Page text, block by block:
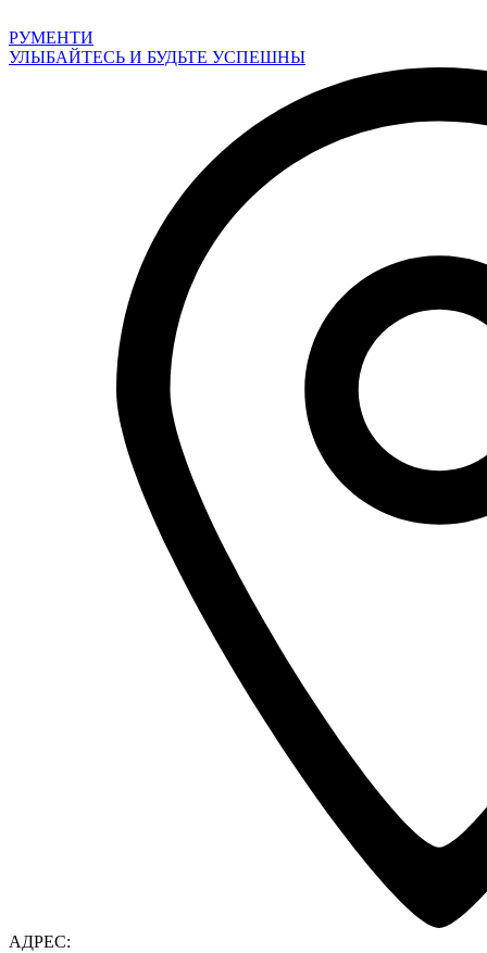
к
содержимому
РУМЕНТИ
УЛЫБАЙТЕСЬ И БУДЬТЕ УСПЕШНЫ
АДРЕС: